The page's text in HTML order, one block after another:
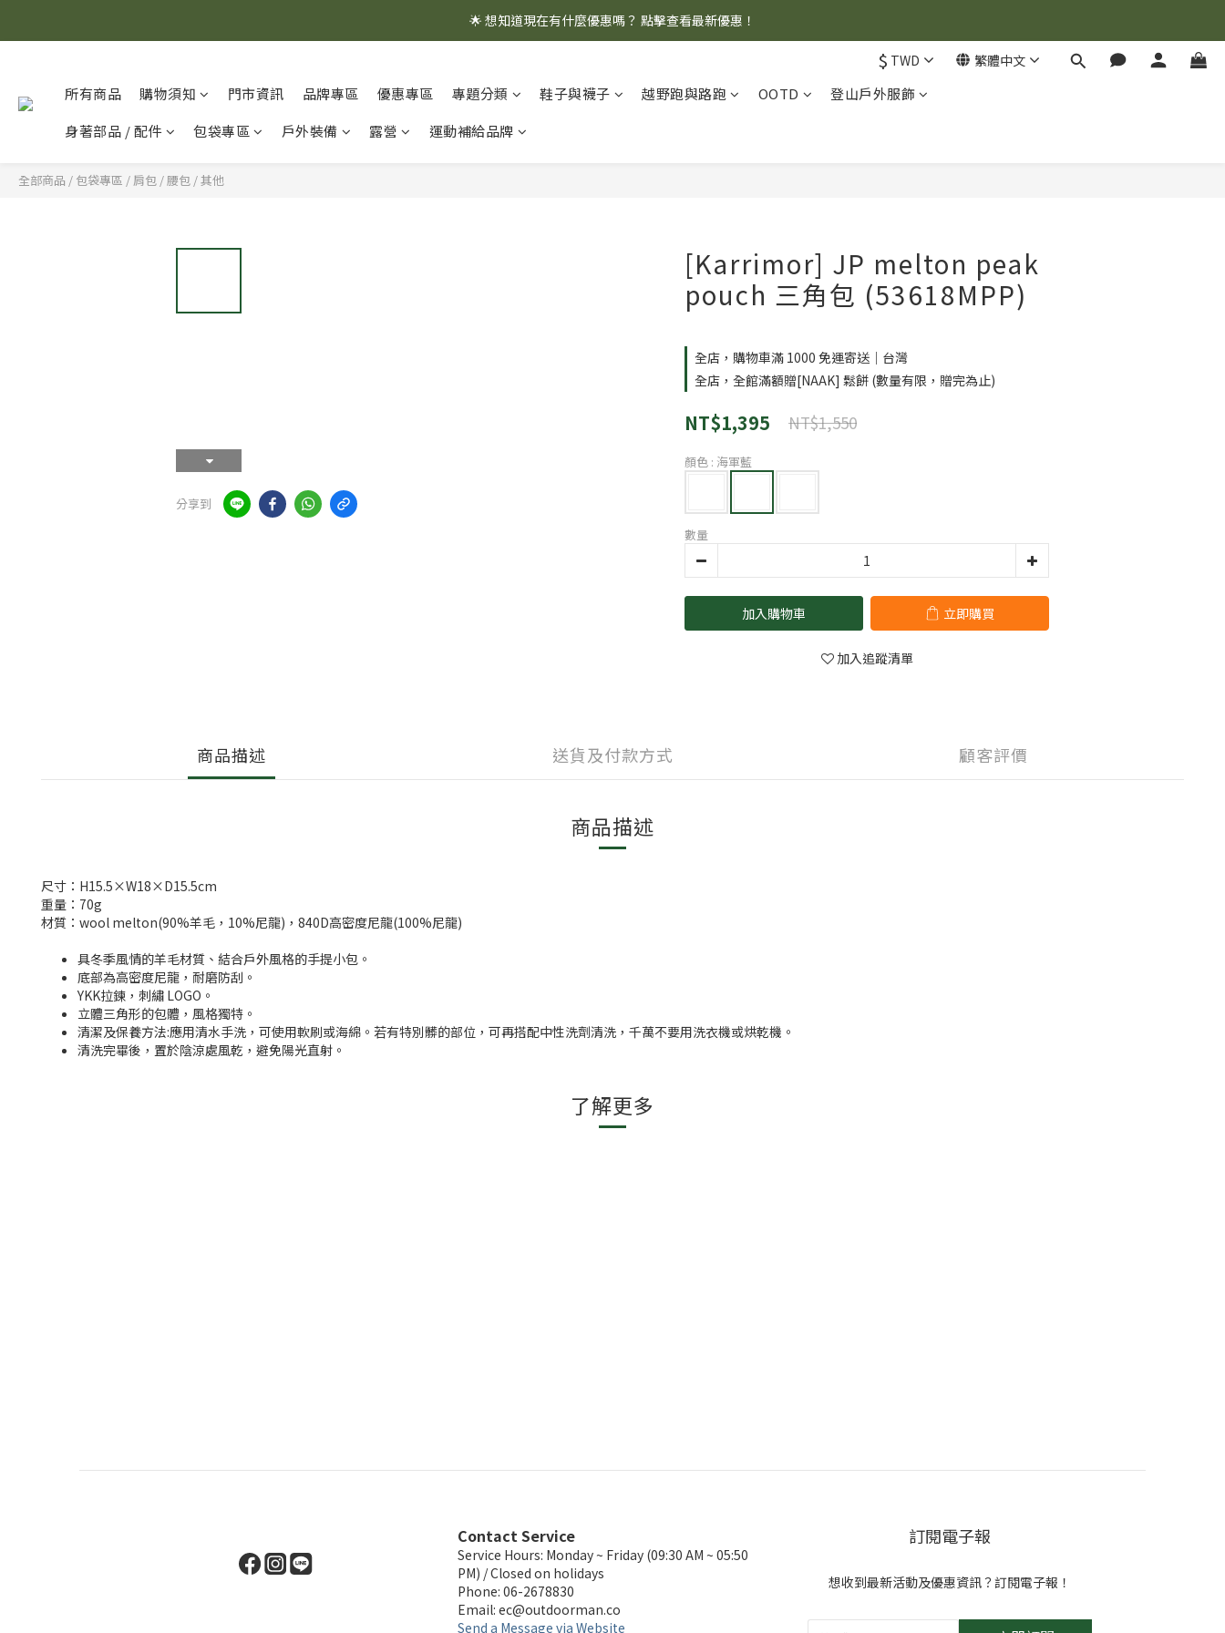
🌟 想知道現在有什麼優惠嗎？ 點擊查看最新優惠！
🌟 想知道現在有什麼優惠嗎？ 點擊查看最新優惠！
🌟 想知道現在有什麼優惠嗎？ 點擊查看最新優惠！
$ TWD 繁體中文
所有商品 購物須知 門市資訊 品牌專區 優惠專區 專題分類 鞋子與襪子 越野跑與路跑 OOTD
登山戶外服飾
身著部品 / 配件
包袋專區 戶外裝備 露營 運動補給品牌
全部商品 / 包袋專區 / 肩包 / 腰包 / 其他
分享到
[Karrimor] JP melton peak
pouch 三角包 (53618MPP)
全店，購物車滿 1000 免運寄送｜台灣
全店，全館滿額贈[NAAK] 鬆餅 (數量有限，贈完為止)
NT$1,395 NT$1,550
顏色 : 海軍藍
數量
加入購物車 立即購買
加入追蹤清單
商品描述 送貨及付款方式 顧客評價
商品描述
尺寸：H15.5×W18×D15.5cm
重量：70g
材質：wool melton(90%羊毛，10%尼龍)，840D高密度尼龍(100%尼龍)
具冬季風情的羊毛材質、結合戶外風格的手提小包。
底部為高密度尼龍，耐磨防刮。
YKK拉鍊，刺繡 LOGO。
立體三角形的包體，風格獨特。
清潔及保養方法:應用清水手洗，可使用軟刷或海綿。若有特別髒的部位，可再搭配中性洗劑清洗，千萬不要用洗衣機或烘乾機。
清洗完畢後，置於陰涼處風乾，避免陽光直射。
了解更多
Contact Service
Service Hours: Monday ~ Friday (09:30 AM ~ 05:50
PM) / Closed on holidays
Phone: 06-2678830
Email: ec@outdoorman.co
Send a Message via Website
訂閱電子報
想收到最新活動及優惠資訊？訂閱電子報！